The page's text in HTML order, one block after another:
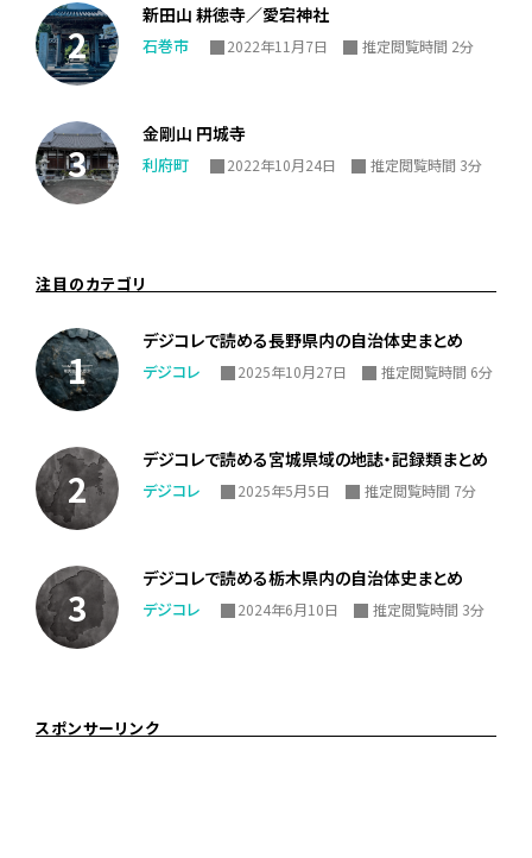
新田山 耕徳寺／愛宕神社
石巻市 2022年11月7日 推定閲覧時間 2分
金剛山 円城寺
利府町 2022年10月24日 推定閲覧時間 3分
注目のカテゴリ
デジコレで読める長野県内の自治体史まとめ
デジコレ 2025年10月27日 推定閲覧時間 6分
デジコレで読める宮城県域の地誌・記録類まとめ
デジコレ 2025年5月5日 推定閲覧時間 7分
デジコレで読める栃木県内の自治体史まとめ
デジコレ 2024年6月10日 推定閲覧時間 3分
スポンサーリンク